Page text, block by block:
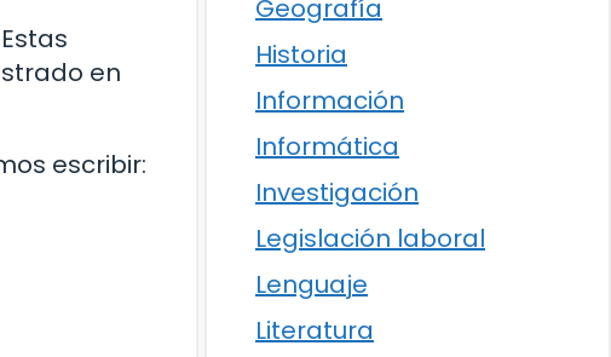
en
escribir:
Geografía
Historia
Información
Informática
Investigación
Legislación laboral
Lenguaje
Literatura